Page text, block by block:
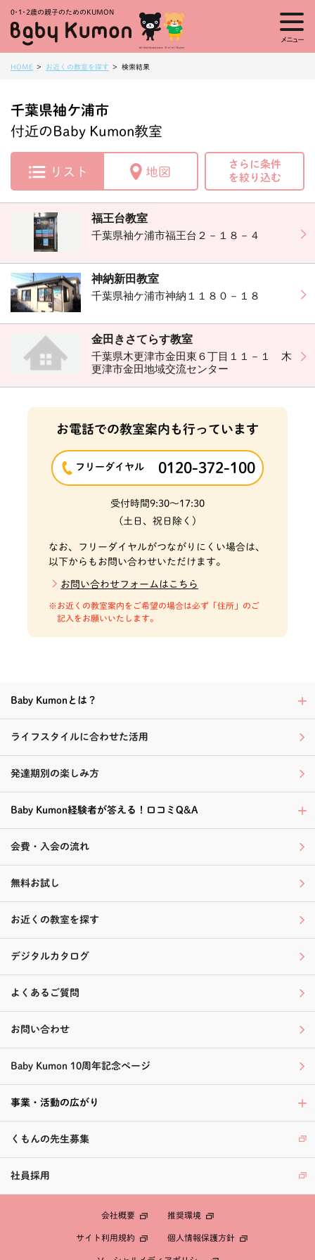
0・1・ 2歳の親子のためのKUMON
メニュー
HOME お近くの教室を探す 検索結果
千葉県袖ケ浦市
付近のBaby Kumon教室
リスト 地図
さらに条件
を絞り込む
福王台教室
千葉県袖ケ浦市福王台２－１８－４
神納新田教室
千葉県袖ケ浦市神納１１８０－１８
金田きさてらす教室
千葉県木更津市金田東６丁目１１－１ 木
更津市金田地域交流センター
お電話での教室案内も行っています
フリーダイヤル 0120-372-100
受付時間9:30～17:30
(土日、祝日除く)
なお、フリーダイヤルがつながりにくい場合は、
以下からもお問い合わせいただけます。
お問い合わせフォームはこちら
お近くの教室案内をご希望の場合は必ず「住所」のご
記入をお願いいたします。
Baby Kumonとは？
ライフスタイルに合わせた活用
発達期別の楽しみ方
Baby Kumon経験者が答える！口コミQ&A
会費・入会の流れ
無料お試し
お近くの教室を探す
デジタルカタログ
よくあるご質問
お問い合わせ
Baby Kumon 10周年記念ページ
事業・活動の広がり
くもんの先生募集
社員採用
会社概要 推奨環境
サイト利用規約 個人情報保護方針